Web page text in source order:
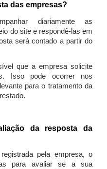
das empresas?
diariamente as
do site e respondê-las em
será contado a partir do
que a empresa solicite
Isso pode ocorrer nos
para o tratamento da
da resposta da
pela empresa, o
para avaliar se a sua